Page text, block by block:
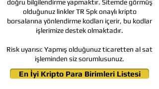
En İyi Kripto Para Birimleri Listesi
doğru bilgilendirme yapmaktır. Sitemde görmüş
olduğunuz linkler TR Spk onaylı kripto
borsalarına yönlendirme kodları içerir, bu kodlar
işlerimize destek olmaktadır.
Risk uyarısı: Yapmış olduğunuz ticaretten al sat
işleminden siz sorumlusunuz.